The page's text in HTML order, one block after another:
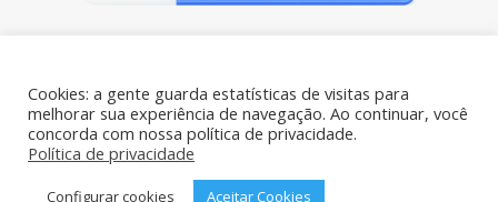
Portal das Pelúcias - CNPJ: 38.106.769/0001-61 - Todos os
direitos reservados - Rua Benjamim de Oliveira 198- Brás, São
Paulo – SP, 03006-020
Cookies: a gente guarda estatísticas de visitas para
melhorar sua experiência de navegação. Ao continuar, você
concorda com nossa política de privacidade.
Política de privacidade
Configurar cookies Aceitar Cookies